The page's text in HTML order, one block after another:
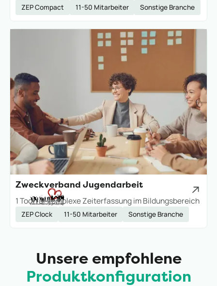
ZEP Compact 11-50 Mitarbeiter Sonstige Branche
Zweckverband Jugendarbeit
1 Tool für komplexe Zeiterfassung im Bildungsbereich
ZEP Clock 11-50 Mitarbeiter Sonstige Branche
Unsere empfohlene
Produktkonfiguration